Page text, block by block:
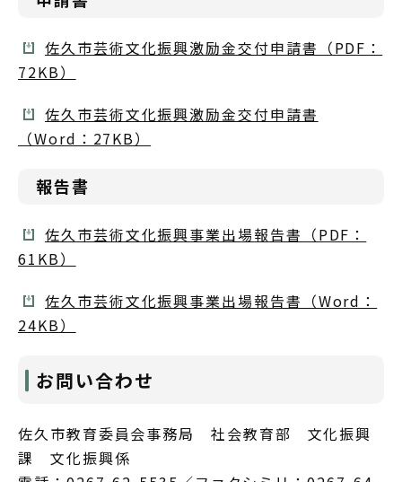
佐久市芸術文化振興激励金交付申請書（PDF：
72KB）
佐久市芸術文化振興激励金交付申請書
（Word：27KB）
報告書
佐久市芸術文化振興事業出場報告書（PDF：
61KB）
佐久市芸術文化振興事業出場報告書（Word：
24KB）
お問い合わせ
佐久市教育委員会事務局 社会教育部 文化振興
課 文化振興係